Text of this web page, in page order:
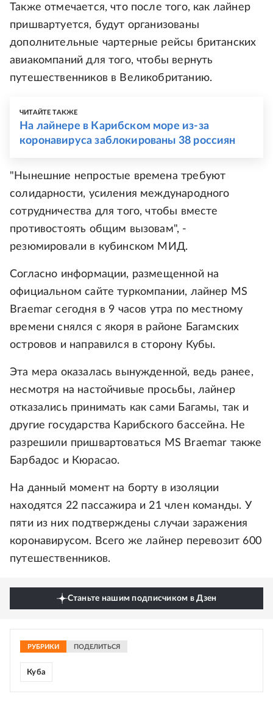
Также отмечается, что после того, как лайнер
пришвартуется, будут организованы
дополнительные чартерные рейсы британских
авиакомпаний для того, чтобы вернуть
путешественников в Великобританию.
ЧИТАЙТЕ ТАКЖЕ
На лайнере в Карибском море из-за
коронавируса заблокированы 38 россиян
"Нынешние непростые времена требуют
солидарности, усиления международного
сотрудничества для того, чтобы вместе
противостоять общим вызовам", -
резюмировали в кубинском МИД.
Согласно информации, размещенной на
официальном сайте туркомпании, лайнер MS
Braemar сегодня в 9 часов утра по местному
времени снялся с якоря в районе Багамских
островов и направился в сторону Кубы.
Эта мера оказалась вынужденной, ведь ранее,
несмотря на настойчивые просьбы, лайнер
отказались принимать как сами Багамы, так и
другие государства Карибского бассейна. Не
разрешили пришвартоваться MS Braemar также
Барбадос и Кюрасао.
На данный момент на борту в изоляции
находятся 22 пассажира и 21 член команды. У
пяти из них подтверждены случаи заражения
коронавирусом. Всего же лайнер перевозит 600
путешественников.
Станьте нашим подписчиком в Дзен
РУБРИКИ ПОДЕЛИТЬСЯ
Куба